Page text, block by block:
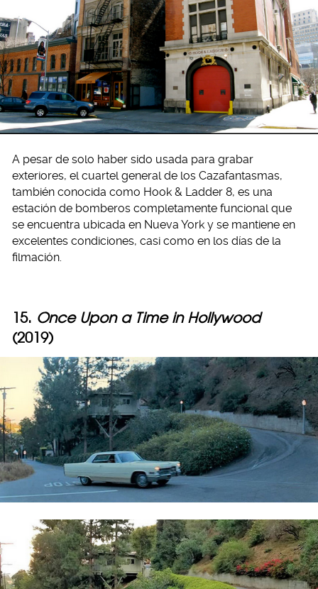
A pesar de solo haber sido usada para grabar
exteriores, el cuartel general de los Cazafantasmas,
también conocida como Hook & Ladder 8, es una
estación de bomberos completamente funcional que
se encuentra ubicada en Nueva York y se mantiene en
excelentes condiciones, casi como en los días de la
filmación.
15. Once Upon a Time in Hollywood
(2019)